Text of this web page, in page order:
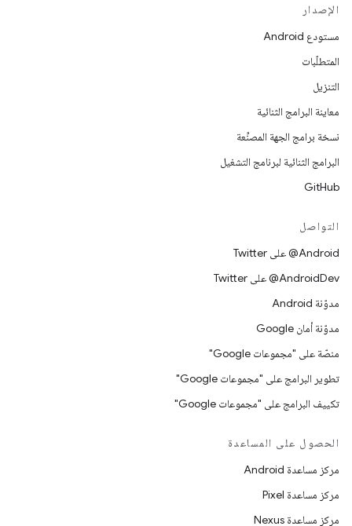
الإصدار
مستودع Android
المتطلّبات
التنزيل
معاينة البرامج الثنائية
نسخة برامج الجهة المصنِّعة
البرامج الثنائية لبرنامج التشغيل
GitHub
التواصل
‎@Android على Twitter
‎@AndroidDev على Twitter
مدوّنة Android
مدوّنة أمان Google
منصّة على "مجموعات Google"
تطوير البرامج على "مجموعات Google"
تكييف البرامج على "مجموعات Google"
الحصول على المساعدة
مركز مساعدة Android
مركز مساعدة Pixel
مركز مساعدة Nexus